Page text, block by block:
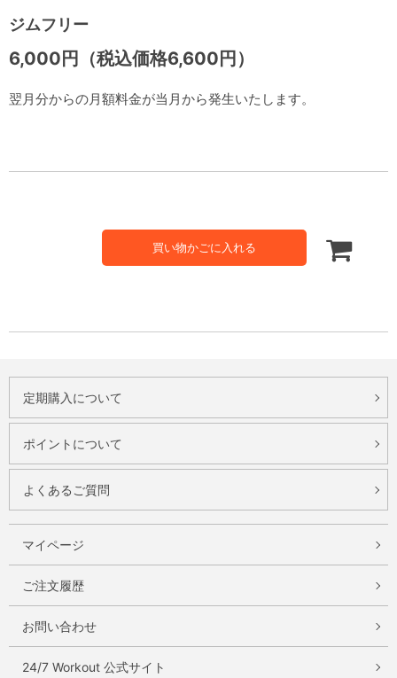
ジムフリー
翌月分からの月額料金が当月から発生いたします。
6,000円（税込価格6,600円）
買い物かごに入れる
定期購入について
ポイントについて
よくあるご質問
マイページ
ご注文履歴
お問い合わせ
24/7 Workout 公式サイト